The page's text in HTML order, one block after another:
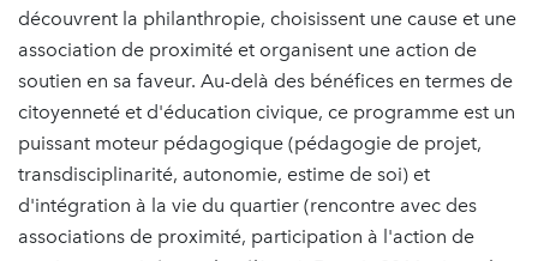
découvrent la philanthropie, choisissent une cause et une
association de proximité et organisent une action de
soutien en sa faveur. Au-delà des bénéfices en termes de
citoyenneté et d'éducation civique, ce programme est un
puissant moteur pédagogique (pédagogie de projet,
transdisciplinarité, autonomie, estime de soi) et
d'intégration à la vie du quartier (rencontre avec des
associations de proximité, participation à l'action de